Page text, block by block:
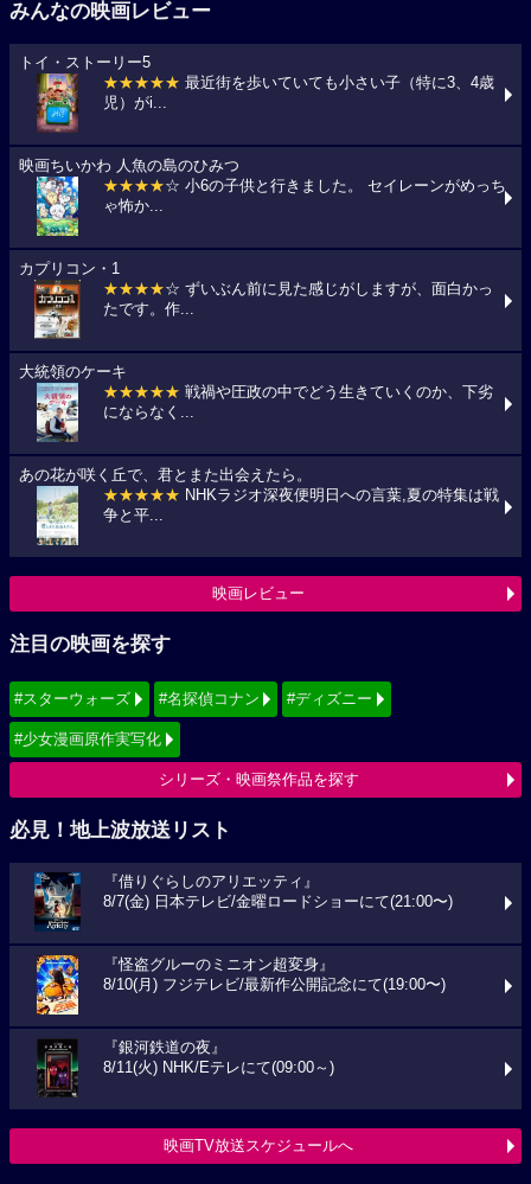
みんなの映画レビュー
トイ・ストーリー5
★★★★★ 最近街を歩いていても小さい子（特に3、4歳
児）がi...
映画ちいかわ 人魚の島のひみつ
★★★★☆ 小6の子供と行きました。 セイレーンがめっち
ゃ怖か...
カプリコン・1
★★★★☆ ずいぶん前に見た感じがしますが、面白かっ
たです。作...
大統領のケーキ
★★★★★ 戦禍や圧政の中でどう生きていくのか、下劣
にならなく...
あの花が咲く丘で、君とまた出会えたら。
★★★★★ NHKラジオ深夜便明日への言葉,夏の特集は戦
争と平...
映画レビュー
注目の映画を探す
#スターウォーズ #名探偵コナン #ディズニー
#少女漫画原作実写化
シリーズ・映画祭作品を探す
必見！地上波放送リスト
『借りぐらしのアリエッティ』
8/7(金) 日本テレビ/金曜ロードショーにて(21:00〜)
『怪盗グルーのミニオン超変身』
8/10(月) フジテレビ/最新作公開記念にて(19:00〜)
『銀河鉄道の夜』
8/11(火) NHK/Eテレにて(09:00～)
映画TV放送スケジュールへ